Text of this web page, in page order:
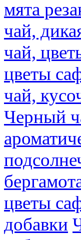
мята
чай,
чай,
цветы
чай,
Черный
цветы
добавки